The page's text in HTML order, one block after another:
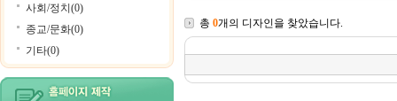
사회/정치(0)
종교/문화(0)
기타(0)
총 0개의 디자인을 찾았습니다.